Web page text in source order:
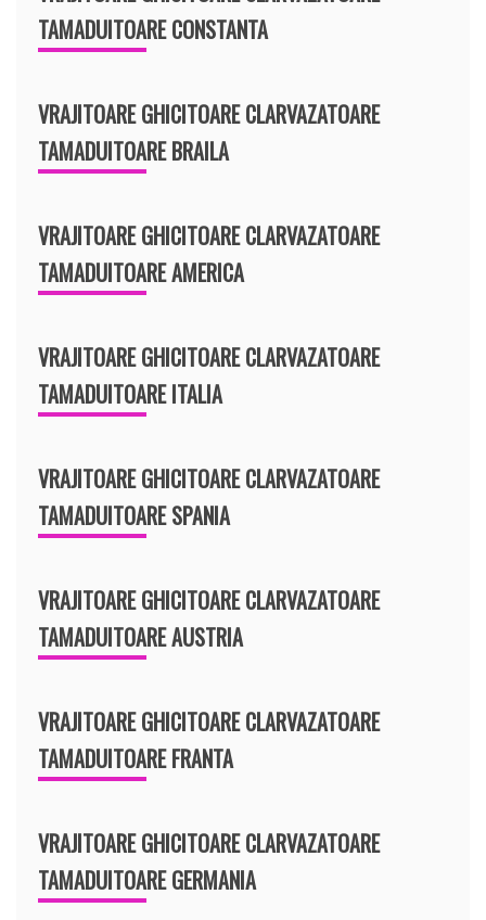
TAMADUITOARE CONSTANTA
VRAJITOARE GHICITOARE CLARVAZATOARE
TAMADUITOARE BRAILA
VRAJITOARE GHICITOARE CLARVAZATOARE
TAMADUITOARE AMERICA
VRAJITOARE GHICITOARE CLARVAZATOARE
TAMADUITOARE ITALIA
VRAJITOARE GHICITOARE CLARVAZATOARE
TAMADUITOARE SPANIA
VRAJITOARE GHICITOARE CLARVAZATOARE
TAMADUITOARE AUSTRIA
VRAJITOARE GHICITOARE CLARVAZATOARE
TAMADUITOARE FRANTA
VRAJITOARE GHICITOARE CLARVAZATOARE
TAMADUITOARE GERMANIA